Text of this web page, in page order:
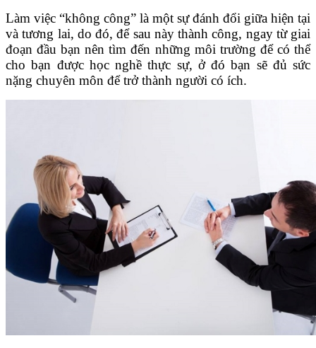
Làm việc “không công” là một sự đánh đổi giữa hiện tại
và tương lai, do đó, để sau này thành công, ngay từ giai
đoạn đầu bạn nên tìm đến những môi trường để có thể
cho bạn được học nghề thực sự, ở đó bạn sẽ đủ sức
nặng chuyên môn để trở thành người có ích.